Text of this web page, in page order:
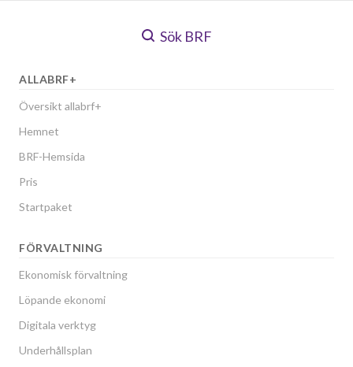
Sök BRF
ALLABRF+
Översikt allabrf+
Hemnet
BRF-Hemsida
Pris
Startpaket
FÖRVALTNING
Ekonomisk förvaltning
Löpande ekonomi
Digitala verktyg
Underhållsplan